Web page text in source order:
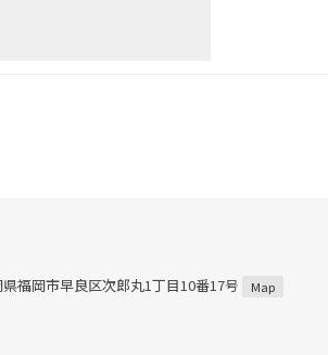
福岡市早良区次郎丸1丁目10番17号 Map